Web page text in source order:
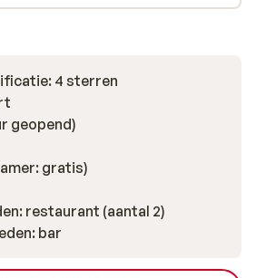
4 sterren
geopend)
gratis)
restaurant (aantal 2)
bar